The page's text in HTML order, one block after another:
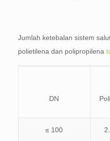
Jumlah ketebalan sistem
polietilena dan polipropilena
DN
≤ 100